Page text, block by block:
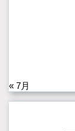
« 7月